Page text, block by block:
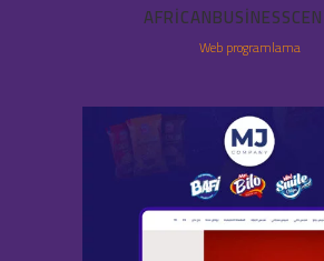
Web programlama